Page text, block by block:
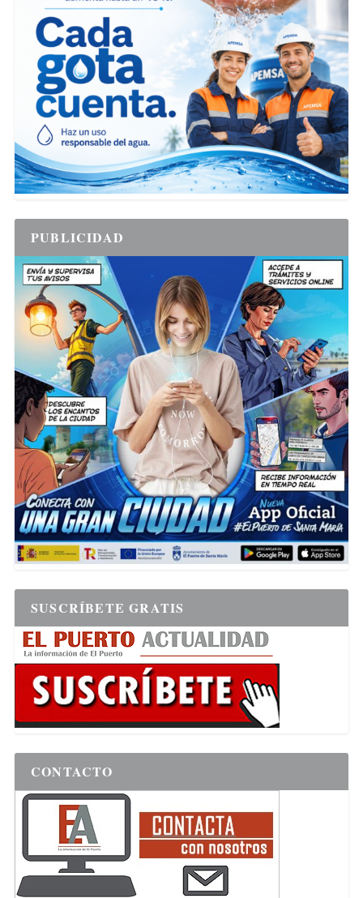
PUBLICIDAD
SUSCRÍBETE GRATIS
CONTACTO